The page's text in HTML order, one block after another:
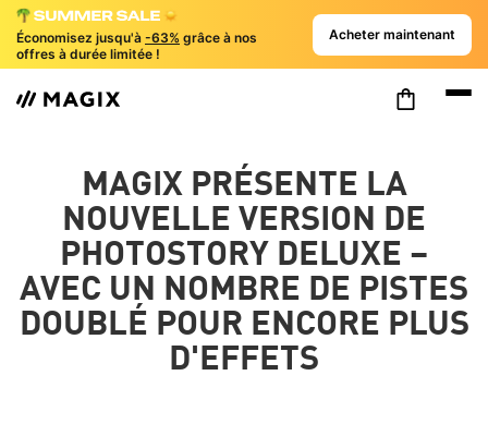
Économisez jusqu'à -63% grâce à nos
offres à durée limitée !
Acheter maintenant
MAGIX PRÉSENTE LA
NOUVELLE VERSION DE
PHOTOSTORY DELUXE –
AVEC UN NOMBRE DE PISTES
DOUBLÉ POUR ENCORE PLUS
D'EFFETS